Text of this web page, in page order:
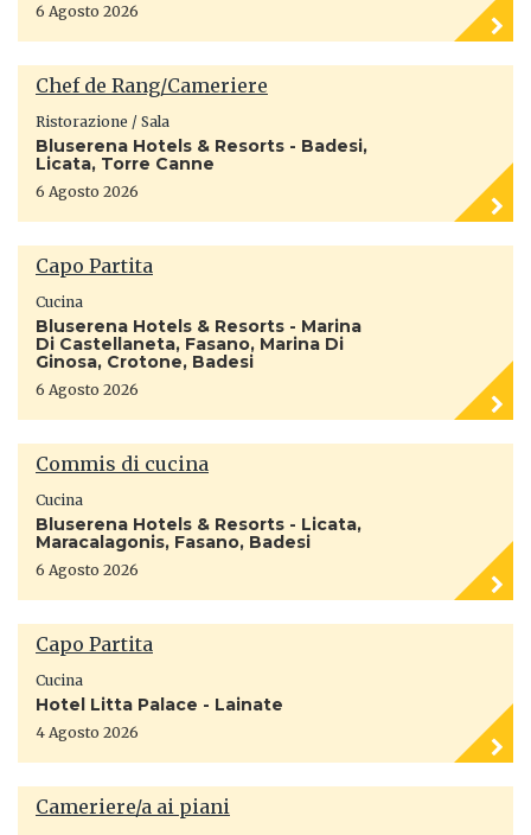
6 Agosto 2026
Chef de Rang/Cameriere
Ristorazione / Sala
Bluserena Hotels & Resorts - Badesi,
Licata, Torre Canne
6 Agosto 2026
Capo Partita
Cucina
Bluserena Hotels & Resorts - Marina
Di Castellaneta, Fasano, Marina Di
Ginosa, Crotone, Badesi
6 Agosto 2026
Commis di cucina
Cucina
Bluserena Hotels & Resorts - Licata,
Maracalagonis, Fasano, Badesi
6 Agosto 2026
Capo Partita
Cucina
Hotel Litta Palace - Lainate
4 Agosto 2026
Cameriere/a ai piani